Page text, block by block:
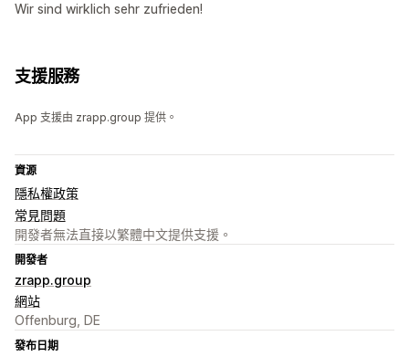
Wir sind wirklich sehr zufrieden!
支援服務
App 支援由 zrapp.group 提供。
資源
隱私權政策
常見問題
開發者無法直接以繁體中文提供支援。
開發者
zrapp.group
網站
Offenburg, DE
發布日期